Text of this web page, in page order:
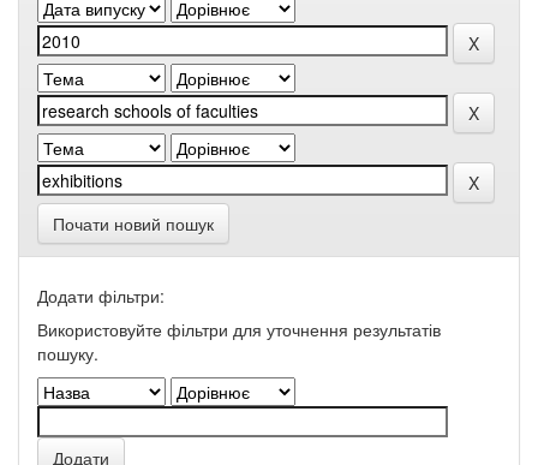
Почати новий пошук
Додати фільтри:
Використовуйте фільтри для уточнення результатів
пошуку.